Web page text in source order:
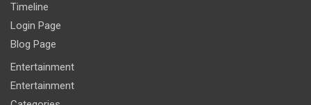
Timeline
Login Page
Blog Page
Entertainment
Entertainment